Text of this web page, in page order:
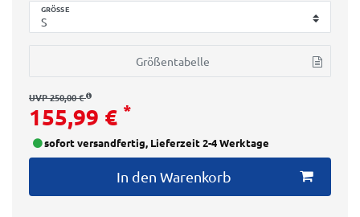
GRÖSSE
Größentabelle
UVP 250,00 €
155,99 € *
sofort versandfertig, Lieferzeit 2-4 Werktage
In den Warenkorb